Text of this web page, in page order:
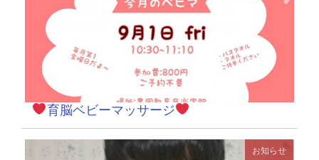
育脳ベビーマッサージ
お知らせ